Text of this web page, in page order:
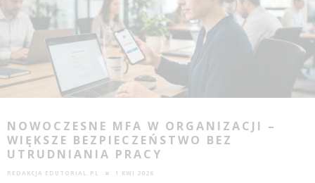
NOWOCZESNE MFA W ORGANIZACJI –
WIĘKSZE BEZPIECZEŃSTWO BEZ
UTRUDNIANIA PRACY
REDAKCJA EDUTORIAL.PL 1 KWI 2026